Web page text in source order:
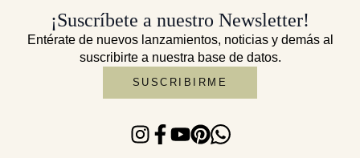
¡Suscríbete a nuestro Newsletter!
Entérate de nuevos lanzamientos, noticias y demás al
suscribirte a nuestra base de datos.
SUSCRIBIRME